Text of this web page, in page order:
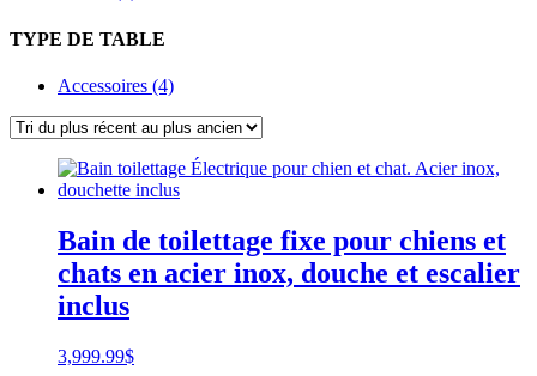
TYPE DE TABLE
Accessoires (4)
Bain de toilettage fixe pour chiens et
chats en acier inox, douche et escalier
inclus
3,999.99$